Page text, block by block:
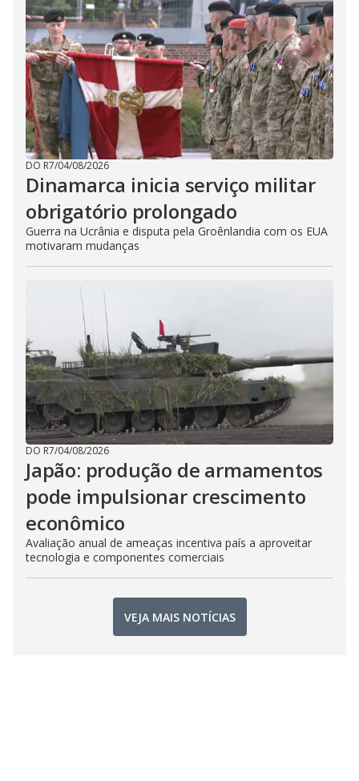
DO R7/04/08/2026
Dinamarca inicia serviço militar
obrigatório prolongado
Guerra na Ucrânia e disputa pela Groênlandia com os EUA
motivaram mudanças
DO R7/04/08/2026
Japão: produção de armamentos
pode impulsionar crescimento
econômico
Avaliação anual de ameaças incentiva país a aproveitar
tecnologia e componentes comerciais
VEJA MAIS NOTÍCIAS